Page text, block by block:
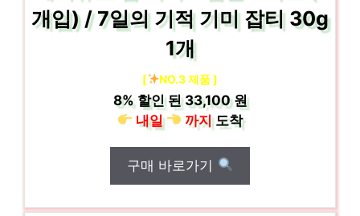
개입) / 7일의 기적 기미 잡티 30g
1개
[ NO.3 제품 ]
8%할인 된33,100 원
내일
까지도착
구매 바로가기